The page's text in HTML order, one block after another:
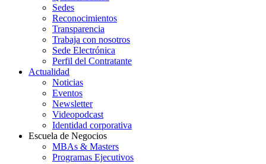
Sedes
Reconocimientos
Transparencia
Trabaja con nosotros
Sede Electrónica
Perfil del Contratante
Actualidad
Noticias
Eventos
Newsletter
Videopodcast
Identidad corporativa
Escuela de Negocios
MBAs & Masters
Programas Ejecutivos